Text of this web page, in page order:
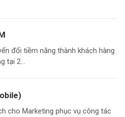
đổi tiềm năng thành khách hàng
tại 2...
cho Marketing phục vụ công tác